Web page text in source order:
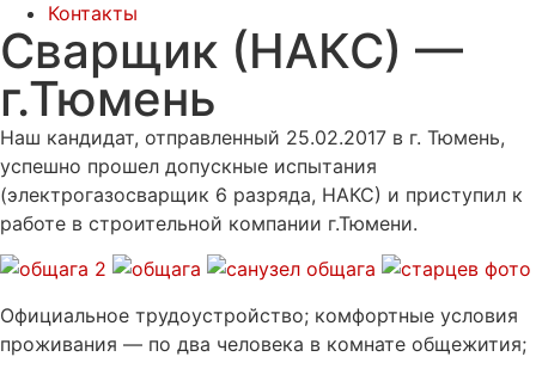
Контакты
Сварщик (НАКС) —
г.Тюмень
Наш кандидат, отправленный 25.02.2017 в г. Тюмень,
успешно прошел допускные испытания
(электрогазосварщик 6 разряда, НАКС) и приступил к
работе в строительной компании г.Тюмени.
Официальное трудоустройство; комфортные условия
проживания — по два человека в комнате общежития;